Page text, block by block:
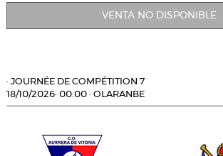
VENTA NO DISPONIBLE
· JOURNÉE DE COMPÉTITION 7
18/10/2026· 00:00 · OLARANBE